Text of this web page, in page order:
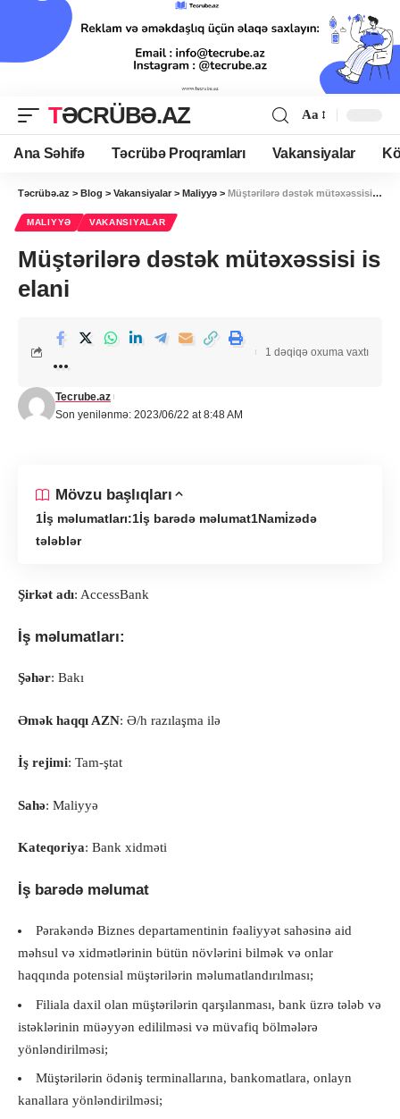
TƏCRÜBƏ.AZ Aa
Ana Səhifə Təcrübə Proqramları Vakansiyalar
Təcrübə.az > Blog > Vakansiyalar > Maliyyə > Müştərilərə dəstək mütəxəssisi is elani
MALIYYƏ VAKANSIYALAR
Müştərilərə dəstək mütəxəssisi is
elani
Son yenilənmə: 2023/06/22 at 8:48 AM
Tecrube.az
1 dəqiqə oxuma vaxtı
Mövzu başlıqları
İş məlumatları: İş barədə məlumat Nami̇zədə
tələblər
Şirkət adı: AccessBank
İş məlumatları:
Şəhər: Bakı
Əmək haqqı AZN: Ə/h razılaşma ilə
İş rejimi: Tam-ştat
Sahə: Maliyyə
Kateqoriya: Bank xidməti
İş barədə məlumat
Pərakəndə Biznes departamentinin fəaliyyət sahəsinə aid
məhsul və xidmətlərinin bütün növlərini bilmək və onlar
haqqında potensial müştərilərin məlumatlandırılması;
Filiala daxil olan müştərilərin qarşılanması, bank üzrə tələb və
istəklərinin müəyyən edililməsi və müvafiq bölmələrə
yönləndirilməsi;
Müştərilərin ödəniş terminallarına, bankomatlara, onlayn
kanallara yönləndirilməsi;